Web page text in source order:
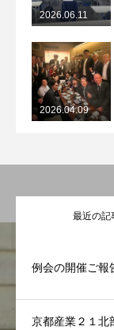
2026.06.11
2026.04.09
最近の記
例会の開催ご報
京都産業２１北